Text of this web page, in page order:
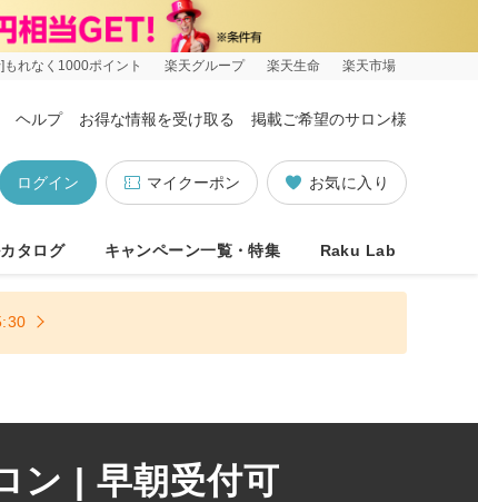
もれなく1000ポイント 楽天グループ 楽天生命 楽天市場
ヘルプ お得な情報を受け取る 掲載ご希望のサロン様
お気に入り
マイクーポン
ログイン
タログ キャンペーン一覧・特集 Raku Lab
ン | 早朝受付可